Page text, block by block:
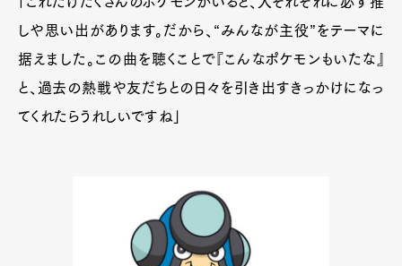
しや思い出があります。だから、“みんなが主役”をテーマに
据えました。この曲を聴くことで『こんなポケモンもいたな』
と、過去の熱戦や友だちとの日々を引き出すきっかけになっ
てくれたらうれしいですね」